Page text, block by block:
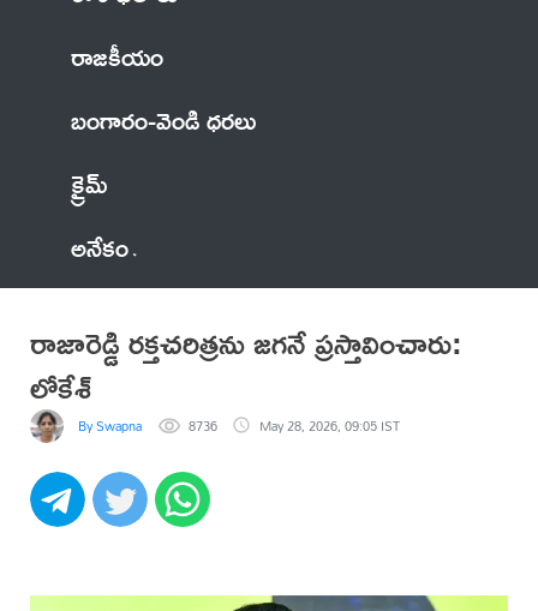
రాజకీయం
బంగారం-వెండి ధరలు
క్రైమ్
అనేకం
రాజారెడ్డి రక్తచరిత్రను జగనే ప్రస్తావించారు:
లోకేశ్‌
By Swapna 8736 May 28, 2026, 09:05 IST